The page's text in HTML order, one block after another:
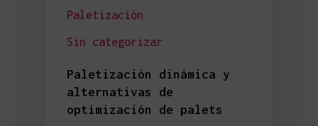
Paletización
Sin categorizar
Paletización dinámica y
alternativas de
optimización de palets